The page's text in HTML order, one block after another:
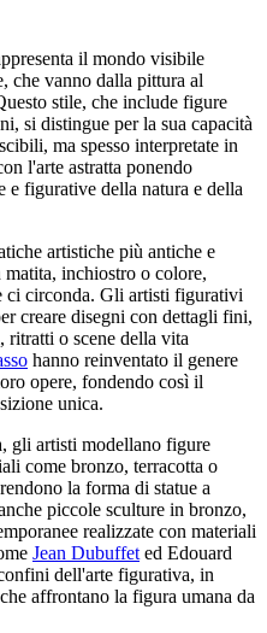
il mondo visibile
che vanno dalla pittura al
stile, che include figure
si distingue per la sua capacità
ma spesso interpretate in
l'arte astratta ponendo
e figurative della natura e della
artistiche più antiche e
inchiostro o colore,
ci circonda. Gli artisti figurativi
creare disegni con dettagli fini,
ritratti o scene della vita
hanno reinventato il genere
opere, fondendo così il
unica.
gli artisti modellano figure
come bronzo, terracotta o
la forma di statue a
piccole sculture in bronzo,
realizzate con materiali
Jean Dubuffeted Edouard
dell'arte figurativa, in
affrontano la figura umana da